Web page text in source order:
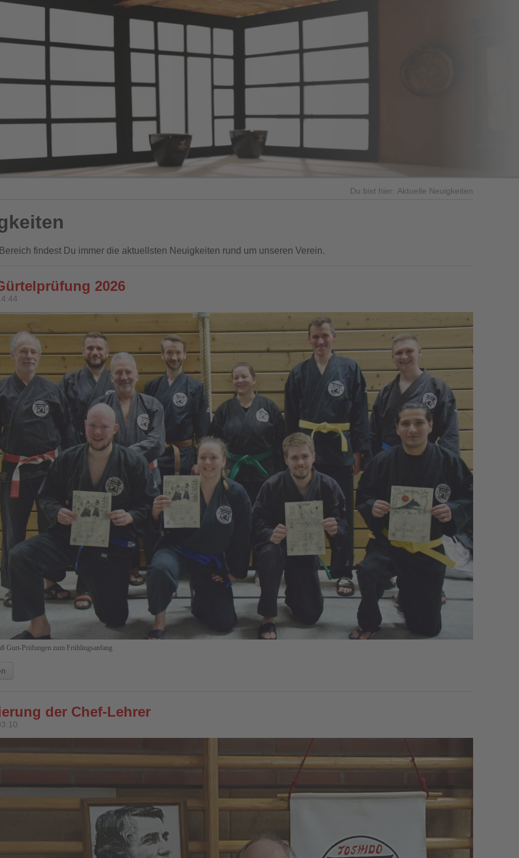
Du bist hier: Aktuelle Neuigkeiten
findest Du immer die aktuellsten Neuigkeiten rund um unseren Verein.
2026
Gurt-Prüfungen zum Frühlingsanfang
der Chef-Lehrer